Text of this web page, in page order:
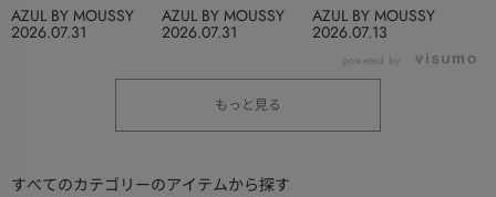
2026.07.31
AZUL BY MOUSSY
2026.07.31
AZUL BY MOUSSY
2026.07.13
AZUL BY MOUSSY
powered by
もっと見る
すべてのカテゴリーのアイテムから探す